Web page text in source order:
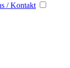
/ Kontakt